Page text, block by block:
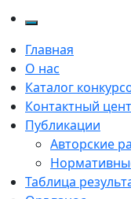
Главная
О нас
Каталог
Контактный
Публикации
Авторские
Таблица